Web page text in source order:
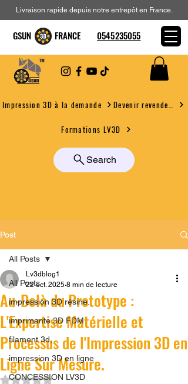
Impression 3D à la demande
Formations LV3D
Search
Livraison rapide depuis notre entrepôt en France.
GSUN FRANCE 0545235055
Post
All Posts
impression 3D résine.
imprimante 3D FDM
filament 3d,
impression 3D en ligne
CONCESSION LV3D
All Posts
Au-Delà du Prototype :
L'Expertise Matérielle et
Processus de l'Impression 3D en
Ligne Sur Mesure.
Lv3dblog1
22 oct. 2025 8 min de lecture
Noté NaN étoiles sur 5.